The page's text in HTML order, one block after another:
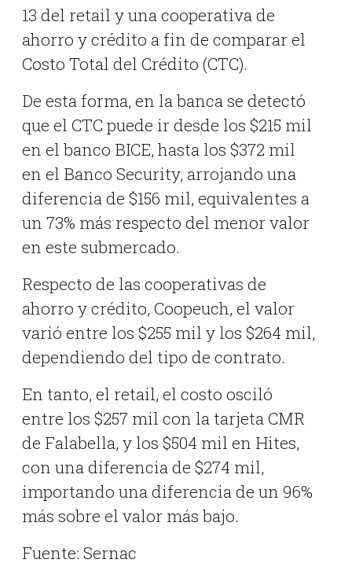
13 del retail y una cooperativa de
ahorro y crédito a fin de comparar el
Costo Total del Crédito (CTC).
De esta forma, en la banca se detectó
que el CTC puede ir desde los $215 mil
en el banco BICE, hasta los $372 mil
en el Banco Security, arrojando una
diferencia de $156 mil, equivalentes a
un 73% más respecto del menor valor
en este submercado.
Respecto de las cooperativas de
ahorro y crédito, Coopeuch, el valor
varió entre los $255 mil y los $264 mil,
dependiendo del tipo de contrato.
En tanto, el retail, el costo osciló
entre los $257 mil con la tarjeta CMR
de Falabella, y los $504 mil en Hites,
con una diferencia de $274 mil,
importando una diferencia de un 96%
más sobre el valor más bajo.
Fuente: Sernac